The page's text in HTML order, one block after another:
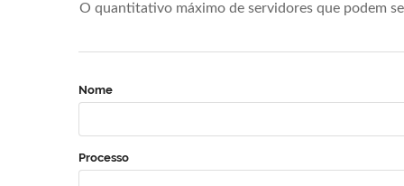
O quantitativo máximo de servidores que podem
Nome
Processo